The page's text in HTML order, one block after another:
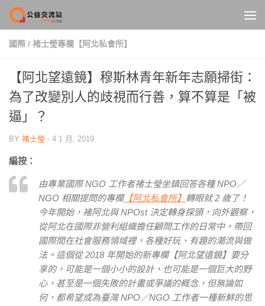
Skip to content
國際 / 褚士瑩專欄【阿北私會所】
【阿北望遠鏡】穆斯林青年新年志願掃街：
為了改變別人的歧視而行善，算不算是「被
逼」？
BY 褚士瑩 · 4 1 月, 2019
編按：
由專業國際 NGO 工作者褚士瑩坐鎮回答各種 NPO／
NGO 相關提問的專欄【阿北私會所】 轉眼就 2 歲了！
今年開始，褚阿北與 NPOst 決定轉身探頭，向外觀察，
從阿北在國際非營利組織擔任顧問工作的日常中，帶回
國際間在社會服務領域裡，各種好玩、有趣的潮流與做
法。這個從 2018 年開始的新專欄【阿北望遠鏡】要分
享的，可能是一個小小的設計，也可能是一個巨大的野
心，甚至是一個失敗的計畫或爭議的概念，但無論如
何，都希望成為臺灣 NPO／NGO 工作者一種新鮮的思